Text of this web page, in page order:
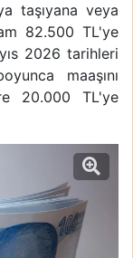
taşıyana veya
82.500 TL'ye
2026 tarihleri
maaşını
20.000 TL'ye